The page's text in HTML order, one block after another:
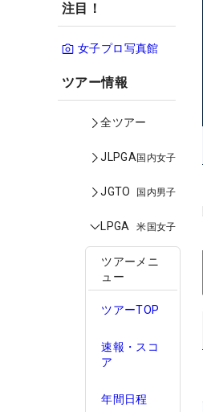
注目！
女子プロ写真館
ツアー情報
全ツアー
JLPGA国内女子
JGTO 国内男子
LPGA 米国女子
ツアーメニ
ュー
ツアーTOP
速報・スコ
ア
年間日程